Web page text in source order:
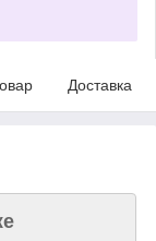
Доставка